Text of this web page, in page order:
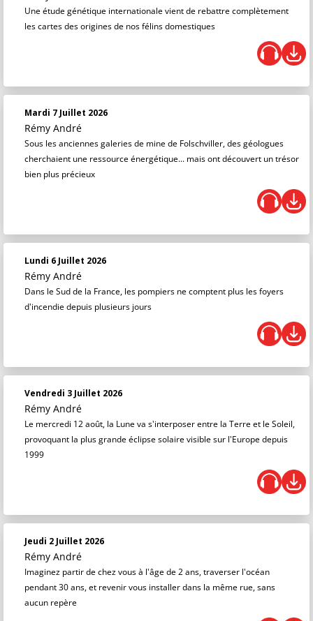
Une étude génétique internationale vient de rebattre complètement
les cartes des origines de nos félins domestiques
Mardi 7 Juillet 2026
Rémy André
Sous les anciennes galeries de mine de Folschviller, des géologues
cherchaient une ressource énergétique... mais ont découvert un trésor
bien plus précieux
Lundi 6 Juillet 2026
Rémy André
Dans le Sud de la France, les pompiers ne comptent plus les foyers
d'incendie depuis plusieurs jours
Vendredi 3 Juillet 2026
Rémy André
Le mercredi 12 août, la Lune va s'interposer entre la Terre et le Soleil,
provoquant la plus grande éclipse solaire visible sur l'Europe depuis
1999
Jeudi 2 Juillet 2026
Rémy André
Imaginez partir de chez vous à l'âge de 2 ans, traverser l'océan
pendant 30 ans, et revenir vous installer dans la même rue, sans
aucun repère